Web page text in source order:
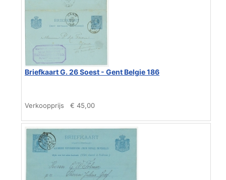
Briefkaart G. 26 Soest - Gent Belgie 186
Verkoopprijs € 45,00